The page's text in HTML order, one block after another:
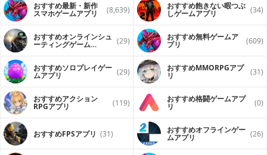
おすすめ最新・新作
スマホゲームアプリ (8,639) おすすめ飽きない暇つぶ
しゲームアプリ (34)
おすすめオンラインシュ
ーティングゲーム (29) おすすめ無料ゲームア
プリ (609)
おすすめソロプレイゲー
ムアプリ (29) おすすめ MMORPGアプ
リ (31)
おすすめアクション
RPGアプリ (119) おすすめ格闘ゲームアプ
リ (0)
おすすめFPSアプリ (31) おすすめオフラインゲー
ムアプリ (26)